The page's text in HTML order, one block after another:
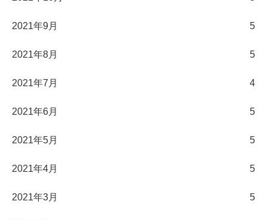
2021年9月 5
2021年8月 5
2021年7月 4
2021年6月 5
2021年5月 5
2021年4月 5
2021年3月 5